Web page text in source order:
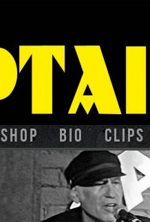
Shop BIO